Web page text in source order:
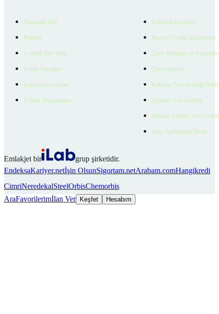
Danışman Bul
Projeler
Ücretsiz İlan Verin
Üyelik Paketleri
EmlakZeka Asistan
Uzman Danışmanlar
Kullanım Koşulları
Bireysel Üyelik Sözleşmesi
Çerez Politikası ve
Çerez Ayarları
Kullanıcı Veri Gizliliği
Ziyaretçi Veri Gizliliği
Müşteri Yetkilisi Veri
Aday Aydınlatma Metni
Emlakjet bir
grup şirketidir.
EndeksaKariyer.netİşin OlsunSigortam.netArabam.comHangikredi
CimriNeredekalSteelOrbisChemorbis
AraFavorilerimİlan Ver Keşfet Hesabım